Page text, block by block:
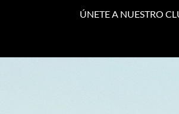
ÚNETE A NUESTRO